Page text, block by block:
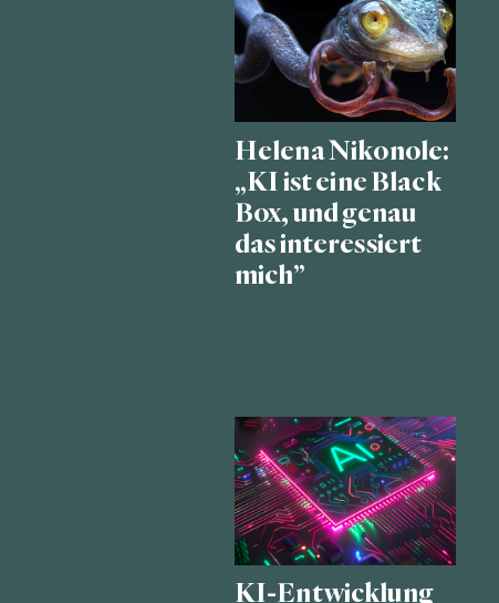
Helena Nikonole:
„KI ist eine Black
Box, und genau
das interessiert
mich”
KI-Entwicklung